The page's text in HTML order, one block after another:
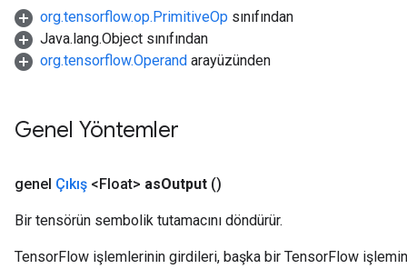
org.tensorflow.op.PrimitiveOp sınıfından
Java.lang.Object sınıfından
org.tensorflow.Operand arayüzünden
Genel Yöntemler
genel Çıkış <Float> asOutput ()
Bir tensörün sembolik tutamacını döndürür.
TensorFlow işlemlerinin girdileri, başka bir TensorFlow